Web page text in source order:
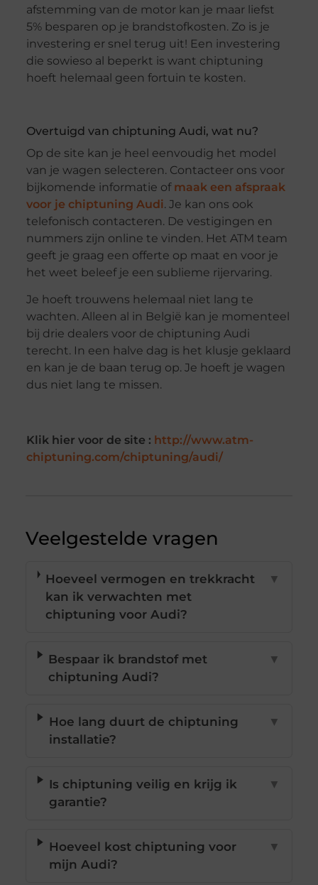
afstemming van de motor kan je maar liefst
5% besparen op je brandstofkosten. Zo is je
investering er snel terug uit! Een investering
die sowieso al beperkt is want chiptuning
hoeft helemaal geen fortuin te kosten.
Overtuigd van chiptuning Audi, wat nu?
Op de site kan je heel eenvoudig het model
van je wagen selecteren. Contacteer ons voor
bijkomende informatie of maak een afspraak
voor je chiptuning Audi. Je kan ons ook
telefonisch contacteren. De vestigingen en
nummers zijn online te vinden. Het ATM team
geeft je graag een offerte op maat en voor je
het weet beleef je een sublieme rijervaring.
Je hoeft trouwens helemaal niet lang te
wachten. Alleen al in België kan je momenteel
bij drie dealers voor de chiptuning Audi
terecht. In een halve dag is het klusje geklaard
en kan je de baan terug op. Je hoeft je wagen
dus niet lang te missen.
Klik hier voor de site : http://www.atm-
chiptuning.com/chiptuning/audi/
Veelgestelde vragen
Hoeveel vermogen en trekkracht
kan ik verwachten met
chiptuning voor Audi?
▼
Bespaar ik brandstof met
chiptuning Audi?
▼
Hoe lang duurt de chiptuning
installatie?
▼
Is chiptuning veilig en krijg ik
garantie?
▼
Hoeveel kost chiptuning voor
mijn Audi?
▼